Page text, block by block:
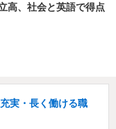
高、社会と英語で得点
実・長く働ける職